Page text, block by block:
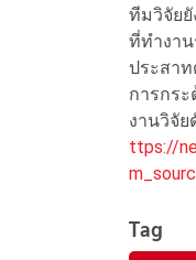
ทีมวิจัยยั
ที่ทำงาน
ประสาท
การกร
งานวิจัย
ttps://
Tag